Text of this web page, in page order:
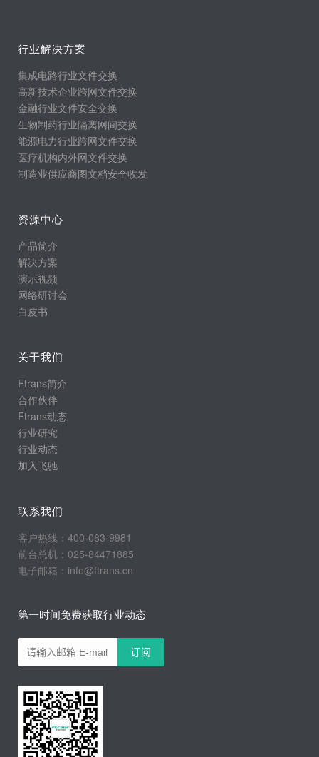
行业解决方案
集成电路行业文件交换
高新技术企业跨网文件交换
金融行业文件安全交换
生物制药行业隔离网间交换
能源电力行业跨网文件交换
医疗机构内外网文件交换
制造业供应商图文档安全收发
资源中心
产品简介
解决方案
演示视频
网络研讨会
白皮书
关于我们
Ftrans简介
合作伙伴
Ftrans动态
行业研究
行业动态
加入飞驰
联系我们
客户热线：400-083-9981
前台总机：025-84471885
电子邮箱：info@ftrans.cn
第一时间免费获取行业动态